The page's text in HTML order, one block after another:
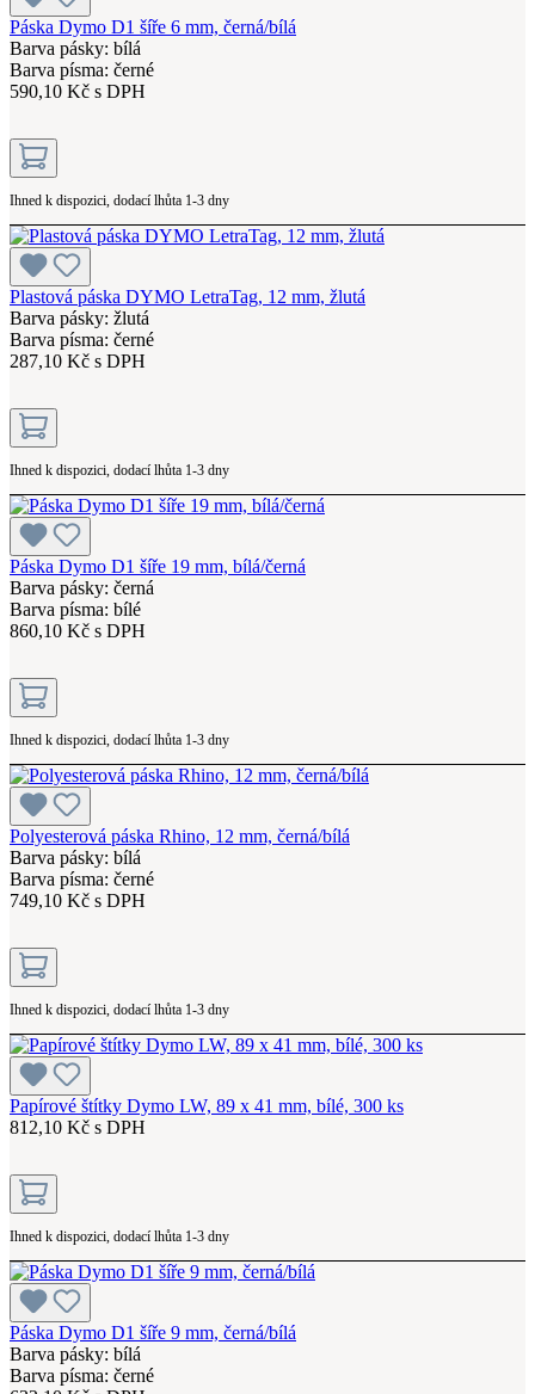
Páska Dymo D1 šíře 6 mm, černá/bílá
Barva pásky: bílá
Barva písma: černé
590,10 Kč s DPH
Ihned k dispozici, dodací lhůta 1-3 dny
Plastová páska DYMO LetraTag, 12 mm, žlutá
Barva pásky: žlutá
Barva písma: černé
287,10 Kč s DPH
Ihned k dispozici, dodací lhůta 1-3 dny
Páska Dymo D1 šíře 19 mm, bílá/černá
Barva pásky: černá
Barva písma: bílé
860,10 Kč s DPH
Ihned k dispozici, dodací lhůta 1-3 dny
Polyesterová páska Rhino, 12 mm, černá/bílá
Barva pásky: bílá
Barva písma: černé
749,10 Kč s DPH
Ihned k dispozici, dodací lhůta 1-3 dny
Papírové štítky Dymo LW, 89 x 41 mm, bílé, 300 ks
812,10 Kč s DPH
Ihned k dispozici, dodací lhůta 1-3 dny
Páska Dymo D1 šíře 9 mm, černá/bílá
Barva pásky: bílá
Barva písma: černé